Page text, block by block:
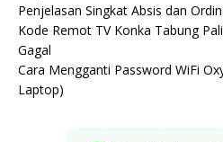
Penjelasan Singkat Absis dan
Kode Remot TV Konka Tabung
Gagal
Cara Mengganti Password WiFi
Laptop)